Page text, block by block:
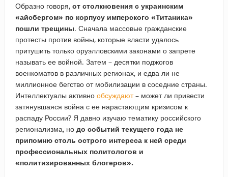
Образно говоря, от столкновения с украинским
«айсбергом» по корпусу имперского «Титаника»
пошли трещины. Сначала массовые гражданские
протесты против войны, которые власти удалось
притушить только оруэлловскими законами о запрете
называть ее войной. Затем – десятки поджогов
военкоматов в различных регионах, и едва ли не
миллионное бегство от мобилизации в соседние страны.
Интеллектуалы активно обсуждают– может ли привести
затянувшаяся война с ее нарастающим кризисом к
распаду России? Я давно изучаю тематику российского
регионализма, но до событий текущего года не
припомню столь острого интереса к ней среди
профессиональных политологов и
«политизированных блогеров».